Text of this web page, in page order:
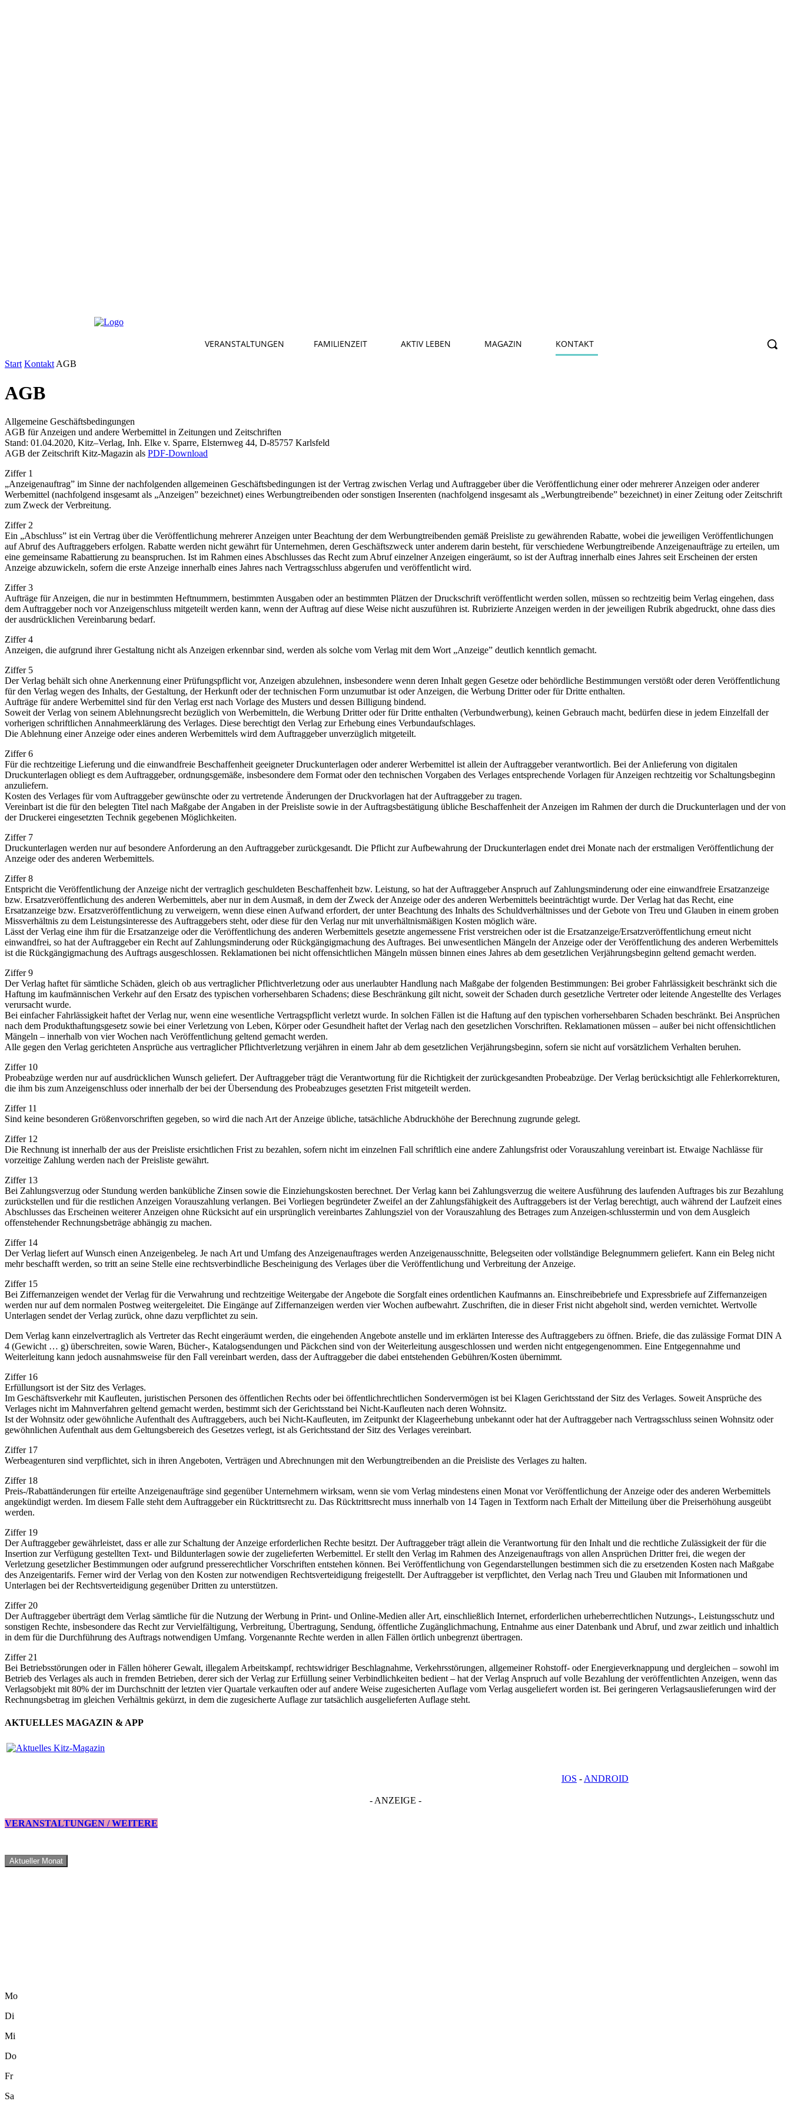
VERANSTALTUNGEN FAMILIENZEIT AKTIV LEBEN MAGAZIN KONTAKT
Start Kontakt AGB
AGB
Allgemeine Geschäftsbedingungen
AGB für Anzeigen und andere Werbemittel in Zeitungen und Zeitschriften
Stand: 01.04.2020, Kitz–Verlag, Inh. Elke v. Sparre, Elsternweg 44, D-85757 Karlsfeld
AGB der Zeitschrift Kitz-Magazin als PDF-Download
Ziffer 1
„Anzeigenauftrag” im Sinne der nachfolgenden allgemeinen Geschäftsbedingungen ist der Vertrag zwischen Verlag und Auftraggeber über die Veröffentlichung einer oder mehrerer Anzeigen oder anderer
Werbemittel (nachfolgend insgesamt als „Anzeigen” bezeichnet) eines Werbungtreibenden oder sonstigen Inserenten (nachfolgend insgesamt als „Werbungtreibende” bezeichnet) in einer Zeitung oder Zeitschrift
zum Zweck der Verbreitung.
Ziffer 2
Ein „Abschluss” ist ein Vertrag über die Veröffentlichung mehrerer Anzeigen unter Beachtung der dem Werbungtreibenden gemäß Preisliste zu gewährenden Rabatte, wobei die jeweiligen Veröffentlichungen
auf Abruf des Auftraggebers erfolgen. Rabatte werden nicht gewährt für Unternehmen, deren Geschäftszweck unter anderem darin besteht, für verschiedene Werbungtreibende Anzeigenaufträge zu erteilen, um
eine gemeinsame Rabattierung zu beanspruchen. Ist im Rahmen eines Abschlusses das Recht zum Abruf einzelner Anzeigen eingeräumt, so ist der Auftrag innerhalb eines Jahres seit Erscheinen der ersten
Anzeige abzuwickeln, sofern die erste Anzeige innerhalb eines Jahres nach Vertragsschluss abgerufen und veröffentlicht wird.
Ziffer 3
Aufträge für Anzeigen, die nur in bestimmten Heftnummern, bestimmten Ausgaben oder an bestimmten Plätzen der Druckschrift veröffentlicht werden sollen, müssen so rechtzeitig beim Verlag eingehen, dass
dem Auftraggeber noch vor Anzeigenschluss mitgeteilt werden kann, wenn der Auftrag auf diese Weise nicht auszuführen ist. Rubrizierte Anzeigen werden in der jeweiligen Rubrik abgedruckt, ohne dass dies
der ausdrücklichen Vereinbarung bedarf.
Ziffer 4
Anzeigen, die aufgrund ihrer Gestaltung nicht als Anzeigen erkennbar sind, werden als solche vom Verlag mit dem Wort „Anzeige” deutlich kenntlich gemacht.
Ziffer 5
Der Verlag behält sich ohne Anerkennung einer Prüfungspflicht vor, Anzeigen abzulehnen, insbesondere wenn deren Inhalt gegen Gesetze oder behördliche Bestimmungen verstößt oder deren Veröffentlichung
für den Verlag wegen des Inhalts, der Gestaltung, der Herkunft oder der technischen Form unzumutbar ist oder Anzeigen, die Werbung Dritter oder für Dritte enthalten.
Aufträge für andere Werbemittel sind für den Verlag erst nach Vorlage des Musters und dessen Billigung bindend.
Soweit der Verlag von seinem Ablehnungsrecht bezüglich von Werbemitteln, die Werbung Dritter oder für Dritte enthalten (Verbundwerbung), keinen Gebrauch macht, bedürfen diese in jedem Einzelfall der
vorherigen schriftlichen Annahmeerklärung des Verlages. Diese berechtigt den Verlag zur Erhebung eines Verbundaufschlages.
Die Ablehnung einer Anzeige oder eines anderen Werbemittels wird dem Auftraggeber unverzüglich mitgeteilt.
Ziffer 6
Für die rechtzeitige Lieferung und die einwandfreie Beschaffenheit geeigneter Druckunterlagen oder anderer Werbemittel ist allein der Auftraggeber verantwortlich. Bei der Anlieferung von digitalen
Druckunterlagen obliegt es dem Auftraggeber, ordnungsgemäße, insbesondere dem Format oder den technischen Vorgaben des Verlages entsprechende Vorlagen für Anzeigen rechtzeitig vor Schaltungsbeginn
anzuliefern.
Kosten des Verlages für vom Auftraggeber gewünschte oder zu vertretende Änderungen der Druckvorlagen hat der Auftraggeber zu tragen.
Vereinbart ist die für den belegten Titel nach Maßgabe der Angaben in der Preisliste sowie in der Auftragsbestätigung übliche Beschaffenheit der Anzeigen im Rahmen der durch die Druckunterlagen und der von
der Druckerei eingesetzten Technik gegebenen Möglichkeiten.
Ziffer 7
Druckunterlagen werden nur auf besondere Anforderung an den Auftraggeber zurückgesandt. Die Pflicht zur Aufbewahrung der Druckunterlagen endet drei Monate nach der erstmaligen Veröffentlichung der
Anzeige oder des anderen Werbemittels.
Ziffer 8
Entspricht die Veröffentlichung der Anzeige nicht der vertraglich geschuldeten Beschaffenheit bzw. Leistung, so hat der Auftraggeber Anspruch auf Zahlungsminderung oder eine einwandfreie Ersatzanzeige
bzw. Ersatzveröffentlichung des anderen Werbemittels, aber nur in dem Ausmaß, in dem der Zweck der Anzeige oder des anderen Werbemittels beeinträchtigt wurde. Der Verlag hat das Recht, eine
Ersatzanzeige bzw. Ersatzveröffentlichung zu verweigern, wenn diese einen Aufwand erfordert, der unter Beachtung des Inhalts des Schuldverhältnisses und der Gebote von Treu und Glauben in einem groben
Missverhältnis zu dem Leistungsinteresse des Auftraggebers steht, oder diese für den Verlag nur mit unverhältnismäßigen Kosten möglich wäre.
Lässt der Verlag eine ihm für die Ersatzanzeige oder die Veröffentlichung des anderen Werbemittels gesetzte angemessene Frist verstreichen oder ist die Ersatzanzeige/Ersatzveröffentlichung erneut nicht
einwandfrei, so hat der Auftraggeber ein Recht auf Zahlungsminderung oder Rückgängigmachung des Auftrages. Bei unwesentlichen Mängeln der Anzeige oder der Veröffentlichung des anderen Werbemittels
ist die Rückgängigmachung des Auftrags ausgeschlossen. Reklamationen bei nicht offensichtlichen Mängeln müssen binnen eines Jahres ab dem gesetzlichen Verjährungsbeginn geltend gemacht werden.
Ziffer 9
Der Verlag haftet für sämtliche Schäden, gleich ob aus vertraglicher Pflichtverletzung oder aus unerlaubter Handlung nach Maßgabe der folgenden Bestimmungen: Bei grober Fahrlässigkeit beschränkt sich die
Haftung im kaufmännischen Verkehr auf den Ersatz des typischen vorhersehbaren Schadens; diese Beschränkung gilt nicht, soweit der Schaden durch gesetzliche Vertreter oder leitende Angestellte des Verlages
verursacht wurde.
Bei einfacher Fahrlässigkeit haftet der Verlag nur, wenn eine wesentliche Vertragspflicht verletzt wurde. In solchen Fällen ist die Haftung auf den typischen vorhersehbaren Schaden beschränkt. Bei Ansprüchen
nach dem Produkthaftungsgesetz sowie bei einer Verletzung von Leben, Körper oder Gesundheit haftet der Verlag nach den gesetzlichen Vorschriften. Reklamationen müssen – außer bei nicht offensichtlichen
Mängeln – innerhalb von vier Wochen nach Veröffentlichung geltend gemacht werden.
Alle gegen den Verlag gerichteten Ansprüche aus vertraglicher Pflichtverletzung verjähren in einem Jahr ab dem gesetzlichen Verjährungsbeginn, sofern sie nicht auf vorsätzlichem Verhalten beruhen.
Ziffer 10
Probeabzüge werden nur auf ausdrücklichen Wunsch geliefert. Der Auftraggeber trägt die Verantwortung für die Richtigkeit der zurückgesandten Probeabzüge. Der Verlag berücksichtigt alle Fehlerkorrekturen,
die ihm bis zum Anzeigenschluss oder innerhalb der bei der Übersendung des Probeabzuges gesetzten Frist mitgeteilt werden.
Ziffer 11
Sind keine besonderen Größenvorschriften gegeben, so wird die nach Art der Anzeige übliche, tatsächliche Abdruckhöhe der Berechnung zugrunde gelegt.
Ziffer 12
Die Rechnung ist innerhalb der aus der Preisliste ersichtlichen Frist zu bezahlen, sofern nicht im einzelnen Fall schriftlich eine andere Zahlungsfrist oder Vorauszahlung vereinbart ist. Etwaige Nachlässe für
vorzeitige Zahlung werden nach der Preisliste gewährt.
Ziffer 13
Bei Zahlungsverzug oder Stundung werden bankübliche Zinsen sowie die Einziehungskosten berechnet. Der Verlag kann bei Zahlungsverzug die weitere Ausführung des laufenden Auftrages bis zur Bezahlung
zurückstellen und für die restlichen Anzeigen Vorauszahlung verlangen. Bei Vorliegen begründeter Zweifel an der Zahlungsfähigkeit des Auftraggebers ist der Verlag berechtigt, auch während der Laufzeit eines
Abschlusses das Erscheinen weiterer Anzeigen ohne Rücksicht auf ein ursprünglich vereinbartes Zahlungsziel von der Vorauszahlung des Betrages zum Anzeigen-schlusstermin und von dem Ausgleich
offenstehender Rechnungsbeträge abhängig zu machen.
Ziffer 14
Der Verlag liefert auf Wunsch einen Anzeigenbeleg. Je nach Art und Umfang des Anzeigenauftrages werden Anzeigenausschnitte, Belegseiten oder vollständige Belegnummern geliefert. Kann ein Beleg nicht
mehr beschafft werden, so tritt an seine Stelle eine rechtsverbindliche Bescheinigung des Verlages über die Veröffentlichung und Verbreitung der Anzeige.
Ziffer 15
Bei Ziffernanzeigen wendet der Verlag für die Verwahrung und rechtzeitige Weitergabe der Angebote die Sorgfalt eines ordentlichen Kaufmanns an. Einschreibebriefe und Expressbriefe auf Ziffernanzeigen
werden nur auf dem normalen Postweg weitergeleitet. Die Eingänge auf Ziffernanzeigen werden vier Wochen aufbewahrt. Zuschriften, die in dieser Frist nicht abgeholt sind, werden vernichtet. Wertvolle
Unterlagen sendet der Verlag zurück, ohne dazu verpflichtet zu sein.
Dem Verlag kann einzelvertraglich als Vertreter das Recht eingeräumt werden, die eingehenden Angebote anstelle und im erklärten Interesse des Auftraggebers zu öffnen. Briefe, die das zulässige Format DIN A
4 (Gewicht … g) überschreiten, sowie Waren, Bücher-, Katalogsendungen und Päckchen sind von der Weiterleitung ausgeschlossen und werden nicht entgegengenommen. Eine Entgegennahme und
Weiterleitung kann jedoch ausnahmsweise für den Fall vereinbart werden, dass der Auftraggeber die dabei entstehenden Gebühren/Kosten übernimmt.
Ziffer 16
Erfüllungsort ist der Sitz des Verlages.
Im Geschäftsverkehr mit Kaufleuten, juristischen Personen des öffentlichen Rechts oder bei öffentlichrechtlichen Sondervermögen ist bei Klagen Gerichtsstand der Sitz des Verlages. Soweit Ansprüche des
Verlages nicht im Mahnverfahren geltend gemacht werden, bestimmt sich der Gerichtsstand bei Nicht-Kaufleuten nach deren Wohnsitz.
Ist der Wohnsitz oder gewöhnliche Aufenthalt des Auftraggebers, auch bei Nicht-Kaufleuten, im Zeitpunkt der Klageerhebung unbekannt oder hat der Auftraggeber nach Vertragsschluss seinen Wohnsitz oder
gewöhnlichen Aufenthalt aus dem Geltungsbereich des Gesetzes verlegt, ist als Gerichtsstand der Sitz des Verlages vereinbart.
Ziffer 17
Werbeagenturen sind verpflichtet, sich in ihren Angeboten, Verträgen und Abrechnungen mit den Werbungtreibenden an die Preisliste des Verlages zu halten.
Ziffer 18
Preis-/Rabattänderungen für erteilte Anzeigenaufträge sind gegenüber Unternehmern wirksam, wenn sie vom Verlag mindestens einen Monat vor Veröffentlichung der Anzeige oder des anderen Werbemittels
angekündigt werden. Im diesem Falle steht dem Auftraggeber ein Rücktrittsrecht zu. Das Rücktrittsrecht muss innerhalb von 14 Tagen in Textform nach Erhalt der Mitteilung über die Preiserhöhung ausgeübt
werden.
Ziffer 19
Der Auftraggeber gewährleistet, dass er alle zur Schaltung der Anzeige erforderlichen Rechte besitzt. Der Auftraggeber trägt allein die Verantwortung für den Inhalt und die rechtliche Zulässigkeit der für die
Insertion zur Verfügung gestellten Text- und Bildunterlagen sowie der zugelieferten Werbemittel. Er stellt den Verlag im Rahmen des Anzeigenauftrags von allen Ansprüchen Dritter frei, die wegen der
Verletzung gesetzlicher Bestimmungen oder aufgrund presserechtlicher Vorschriften entstehen können. Bei Veröffentlichung von Gegendarstellungen bestimmen sich die zu ersetzenden Kosten nach Maßgabe
des Anzeigentarifs. Ferner wird der Verlag von den Kosten zur notwendigen Rechtsverteidigung freigestellt. Der Auftraggeber ist verpflichtet, den Verlag nach Treu und Glauben mit Informationen und
Unterlagen bei der Rechtsverteidigung gegenüber Dritten zu unterstützen.
Ziffer 20
Der Auftraggeber überträgt dem Verlag sämtliche für die Nutzung der Werbung in Print- und Online-Medien aller Art, einschließlich Internet, erforderlichen urheberrechtlichen Nutzungs-, Leistungsschutz und
sonstigen Rechte, insbesondere das Recht zur Vervielfältigung, Verbreitung, Übertragung, Sendung, öffentliche Zugänglichmachung, Entnahme aus einer Datenbank und Abruf, und zwar zeitlich und inhaltlich
in dem für die Durchführung des Auftrags notwendigen Umfang. Vorgenannte Rechte werden in allen Fällen örtlich unbegrenzt übertragen.
Ziffer 21
Bei Betriebsstörungen oder in Fällen höherer Gewalt, illegalem Arbeitskampf, rechtswidriger Beschlagnahme, Verkehrsstörungen, allgemeiner Rohstoff- oder Energieverknappung und dergleichen – sowohl im
Betrieb des Verlages als auch in fremden Betrieben, derer sich der Verlag zur Erfüllung seiner Verbindlichkeiten bedient – hat der Verlag Anspruch auf volle Bezahlung der veröffentlichten Anzeigen, wenn das
Verlagsobjekt mit 80% der im Durchschnitt der letzten vier Quartale verkauften oder auf andere Weise zugesicherten Auflage vom Verlag ausgeliefert worden ist. Bei geringeren Verlagsauslieferungen wird der
Rechnungsbetrag im gleichen Verhältnis gekürzt, in dem die zugesicherte Auflage zur tatsächlich ausgelieferten Auflage steht.
AKTUELLES MAGAZIN & APP
IOS - ANDROID
- ANZEIGE -
VERANSTALTUNGEN / WEITERE
Aktueller Monat
Mo
Di
Mi
Do
Fr
Sa